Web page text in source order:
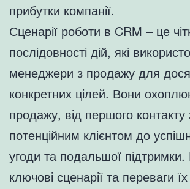
прибутки компанії.
Сценарії роботи в CRM – це
послідовності дій, які
менеджери з продажу для
конкретних цілей. Вони
продажу, від першого контакту
потенційним клієнтом до
угоди та подальшої
ключові сценарії та переваги їх